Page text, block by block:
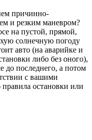
причинно-
и резким маневром?
на пустой, прямой,
солнечную погоду
авто (на аварийке и
либо без оного),
до последнего, а потом
с вашими
остановки или